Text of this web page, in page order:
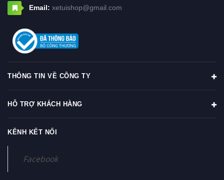
Email: xetuishop@gmail.com
THÔNG TIN VỀ CÔNG TY
HỖ TRỢ KHÁCH HÀNG
KÊNH KẾT NỐI
Facebook